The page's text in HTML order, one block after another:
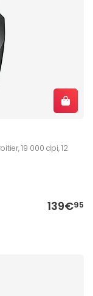
19 000 dpi, 12
139€95